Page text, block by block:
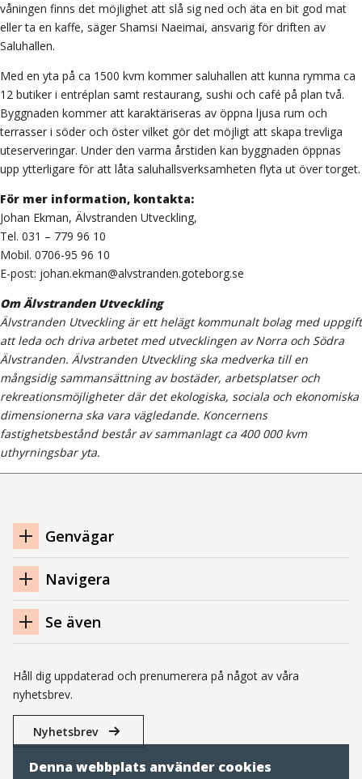
Denna webbplats använder cookies
våningen finns det möjlighet att slå sig ned och äta en bit god mat
eller ta en kaffe, säger Shamsi Naeimai, ansvarig för driften av
Saluhallen.
Med en yta på ca 1500 kvm kommer saluhallen att kunna rymma ca
12 butiker i entréplan samt restaurang, sushi och café på plan två.
Byggnaden kommer att karaktäriseras av öppna ljusa rum och
terrasser i söder och öster vilket gör det möjligt att skapa trevliga
uteserveringar. Under den varma årstiden kan byggnaden öppnas
upp ytterligare för att låta saluhallsverksamheten flyta ut över torget.
För mer information, kontakta:
Johan Ekman, Älvstranden Utveckling,
Tel. 031 – 779 96 10
Mobil. 0706-95 96 10
E-post: johan.ekman@alvstranden.goteborg.se
Om Älvstranden Utveckling
Älvstranden Utveckling är ett helägt kommunalt bolag med uppgift
att leda och driva arbetet med utvecklingen av Norra och Södra
Älvstranden. Älvstranden Utveckling ska medverka till en
mångsidig sammansättning av bostäder, arbetsplatser och
rekreationsmöjligheter där det ekologiska, sociala och ekonomiska
dimensionerna ska vara vägledande. Koncernens
fastighetsbestånd består av sammanlagt ca 400 000 kvm
uthyrningsbar yta.
Navigation
sidfot
Genvägar
Navigera
Se även
Håll dig uppdaterad och prenumerera på något av våra
nyhetsbrev.
Nyhetsbrev